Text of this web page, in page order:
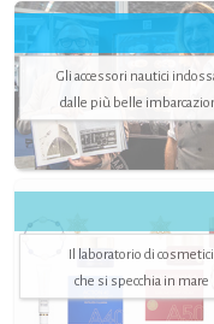
Gli accessori nautici
dalle più belle
Il laboratorio di cosmetici
che si specchia in mare